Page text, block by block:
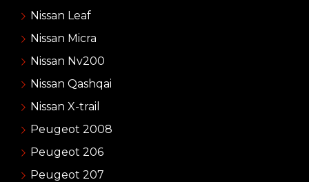
Nissan Leaf
Nissan Micra
Nissan Nv200
Nissan Qashqai
Nissan X-trail
Peugeot 2008
Peugeot 206
Peugeot 207